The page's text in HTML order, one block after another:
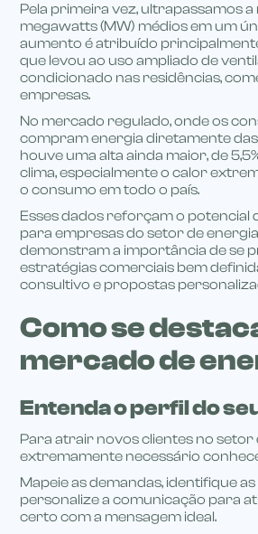
Pela primeira vez, ultrapassamos a
megawatts (MW) médios em um
aumento é atribuído
que levou ao uso ampliado de
condicionado nas residências,
empresas.
No mercado regulado, onde os
compram energia diretamente
houve uma alta ainda maior, de
clima, especialmente o calor
o consumo em todo o país.
Esses dados reforçam o potencial
para empresas do setor de
demonstram a importância de se
estratégias comerciais bem
consultivo e propostas
Como se
mercado de
Entenda o perfil do
Para atrair novos clientes no setor
extremamente necessário
Mapeie as demandas, identifique
personalize a comunicação para
certo com a mensagem ideal.